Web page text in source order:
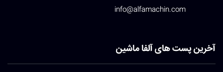
info@alfamachin.com
آخرین پست های آلفا ماشین